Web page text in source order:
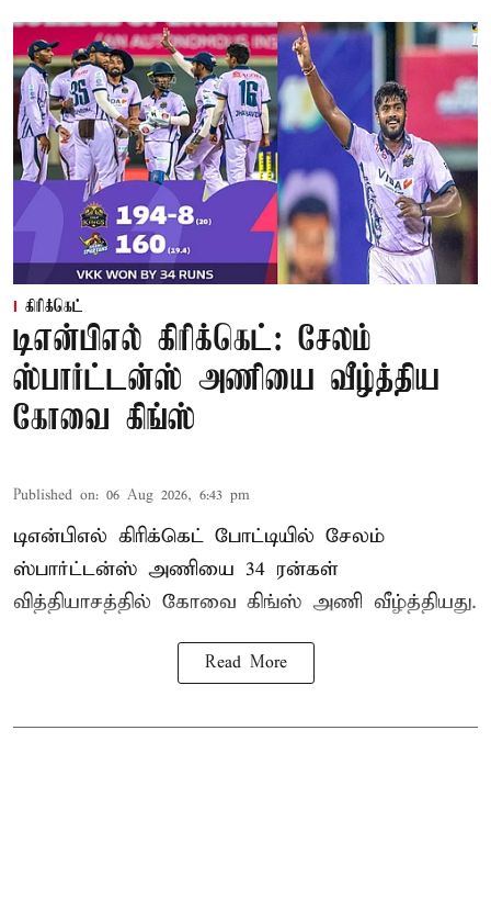
கிரிக்கெட்
டிஎன்பிஎல் கிரிக்கெட்: சேலம்
ஸ்பார்ட்டன்ஸ் அணியை வீழ்த்திய
கோவை கிங்ஸ்
Published on: 06 Aug 2026, 6:43 pm
டிஎன்பிஎல் கிரிக்கெட் போட்டியில் சேலம்
ஸ்பார்ட்டன்ஸ் அணியை 34 ரன்கள்
வித்தியாசத்தில் கோவை கிங்ஸ் அணி வீழ்த்தியது.
Read More